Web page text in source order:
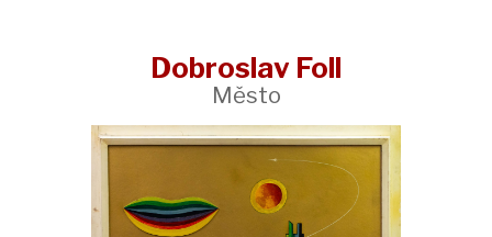
Dobroslav Foll
Město